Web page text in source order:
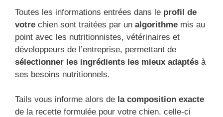
Toutes les informations entrées dans le profil de
votre chien sont traitées par un algorithme mis au
point avec les nutritionnistes, vétérinaires et
développeurs de l’entreprise, permettant de
sélectionner les ingrédients les mieux adaptés à
ses besoins nutritionnels.
Tails vous informe alors de la composition exacte
de la recette formulée pour votre chien, celle-ci